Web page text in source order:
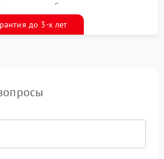
талоном бесплатно
до 3-х лет